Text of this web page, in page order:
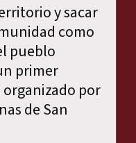
y sacar
como
pueblo
primer
por
de San